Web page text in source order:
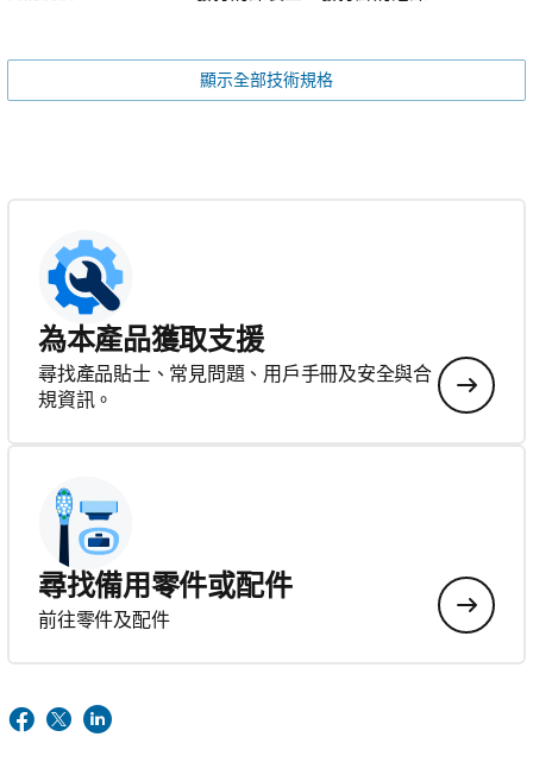
顯示全部技術規格
為本產品獲取支援
尋找產品貼士、常見問題、用戶手冊及安全與合
規資訊。
尋找備用零件或配件
前往零件及配件